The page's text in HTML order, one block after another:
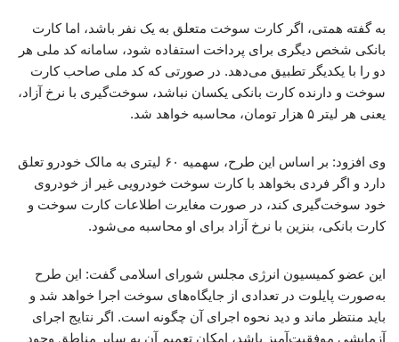
به گفته همتی، اگر کارت سوخت متعلق به یک نفر باشد، اما کارت
بانکی شخص دیگری برای پرداخت استفاده شود، سامانه کد ملی هر
دو را با یکدیگر تطبیق می‌دهد. در صورتی که کد ملی صاحب کارت
سوخت و دارنده کارت بانکی یکسان نباشد، سوخت‌گیری با نرخ آزاد،
یعنی هر لیتر ۵ هزار تومان، محاسبه خواهد شد.
وی افزود: بر اساس این طرح، سهمیه ۶۰ لیتری به مالک خودرو تعلق
دارد و اگر فردی بخواهد با کارت سوخت خودرویی غیر از خودروی
خود سوخت‌گیری کند، در صورت مغایرت اطلاعات کارت سوخت و
کارت بانکی، بنزین با نرخ آزاد برای او محاسبه می‌شود.
این عضو کمیسیون انرژی مجلس شورای اسلامی گفت: این طرح
به‌صورت پایلوت در تعدادی از جایگاه‌های سوخت اجرا خواهد شد و
باید منتظر ماند و دید نحوه اجرای آن چگونه است. اگر نتایج اجرای
آزمایشی موفقیت‌آمیز باشد، امکان تعمیم آن به سایر مناطق وجود